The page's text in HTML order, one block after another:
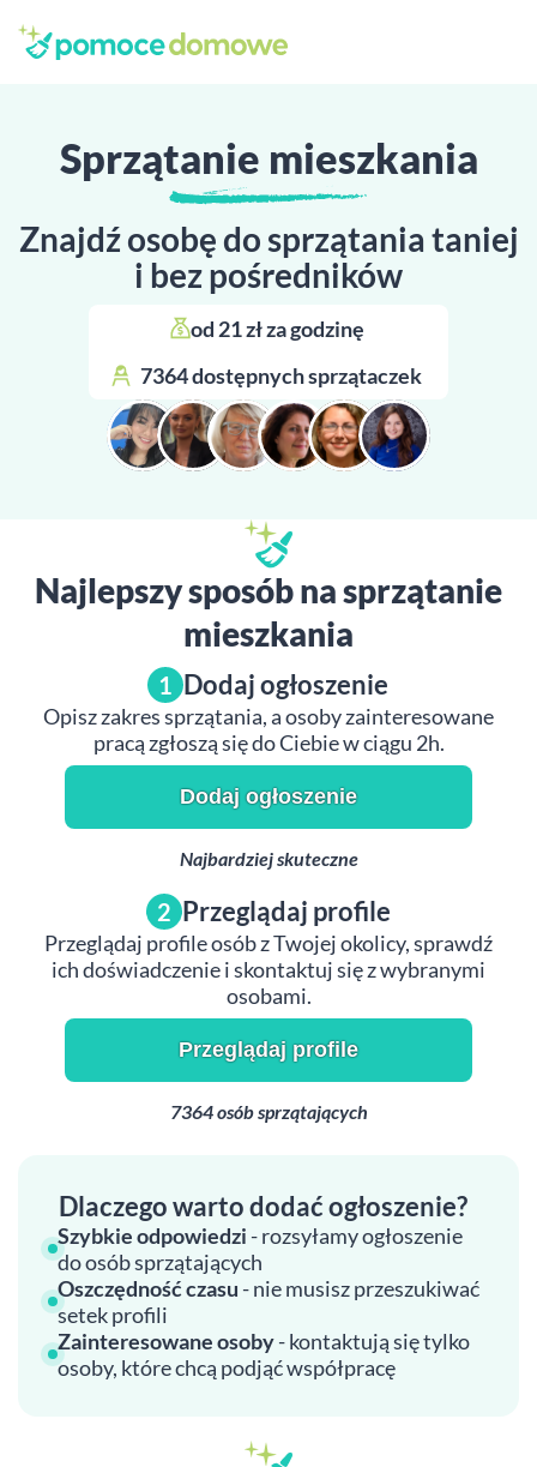
Sprzątanie mieszkania
Znajdź osobę do sprzątania taniej
i bez pośredników
od 21 zł za godzinę
7364 dostępnych sprzątaczek
Najlepszy sposób na sprzątanie
mieszkania
1 Dodaj ogłoszenie
Opisz zakres sprzątania, a osoby zainteresowane
pracą zgłoszą się do Ciebie w ciągu 2h.
Dodaj ogłoszenie
Najbardziej skuteczne
2 Przeglądaj profile
Przeglądaj profile osób z Twojej okolicy, sprawdź
ich doświadczenie i skontaktuj się z wybranymi
osobami.
Przeglądaj profile
7364 osób sprzątających
Dlaczego warto dodać ogłoszenie?
Szybkie odpowiedzi - rozsyłamy ogłoszenie
do osób sprzątających
Oszczędność czasu - nie musisz przeszukiwać
setek profili
Zainteresowane osoby- kontaktują się tylko
osoby, które chcą podjąć współpracę